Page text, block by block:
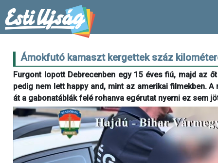
Ámokfutó kamaszt kergettek száz
Furgont lopott Debrecenben egy 15 éves fiú, majd az
pedig nem lett happy and, mint az amerikai filmekben.
át a gabonatáblák felé rohanva egérutat nyerni ez sem